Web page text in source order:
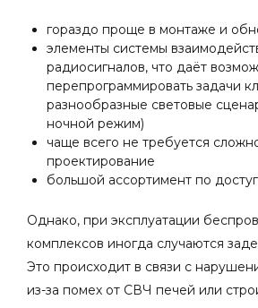
гораздо проще в монтаже и
элементы системы
радиосигналов, что даёт
перепрограммировать задачи
разнообразные световые
ночной режим)
чаще всего не требуется
проектирование
большой ассортимент по
Однако, при эксплуатации
комплексов иногда случаются
Это происходит в связи с
из-за помех от СВЧ печей или